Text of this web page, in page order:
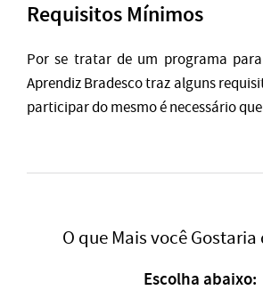
Requisitos Mínimos
Por se tratar de um programa
Aprendiz Bradesco traz alguns
participar do mesmo é necessário
O que Mais você Gostaria
Escolha abaixo: